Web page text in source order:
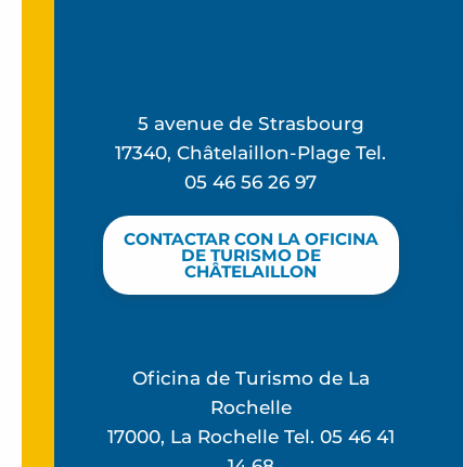
5 avenue de Strasbourg
17340, Châtelaillon-Plage Tel.
05 46 56 26 97
CONTACTAR CON LA OFICINA
DE TURISMO DE
CHÂTELAILLON
Oficina de Turismo de La
Rochelle
17000, La Rochelle Tel. 05 46 41